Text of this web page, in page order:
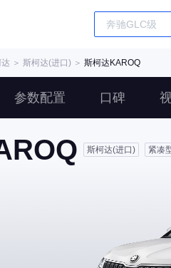
＞ 斯柯达(进口) ＞ 斯柯达KAROQ
参数配置 口碑
斯柯达(进口) 紧凑